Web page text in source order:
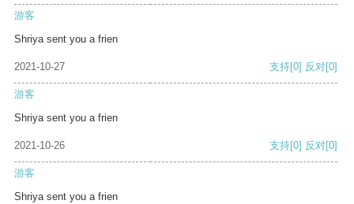
游客
Shriya sent you a frien
2021-10-27 支持[0] 反对[0]
游客
Shriya sent you a frien
2021-10-26 支持[0] 反对[0]
游客
Shriya sent you a frien